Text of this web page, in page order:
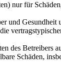
nur für
und Gesundheit
des Betreibers
Schäden,